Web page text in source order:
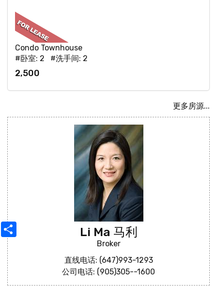
Condo Townhouse
#卧室: 2 #洗手间: 2
2,500
更多房源...
Li Ma 马利
Broker
直线电话: (647)993-1293
公司电话: (905)305--1600